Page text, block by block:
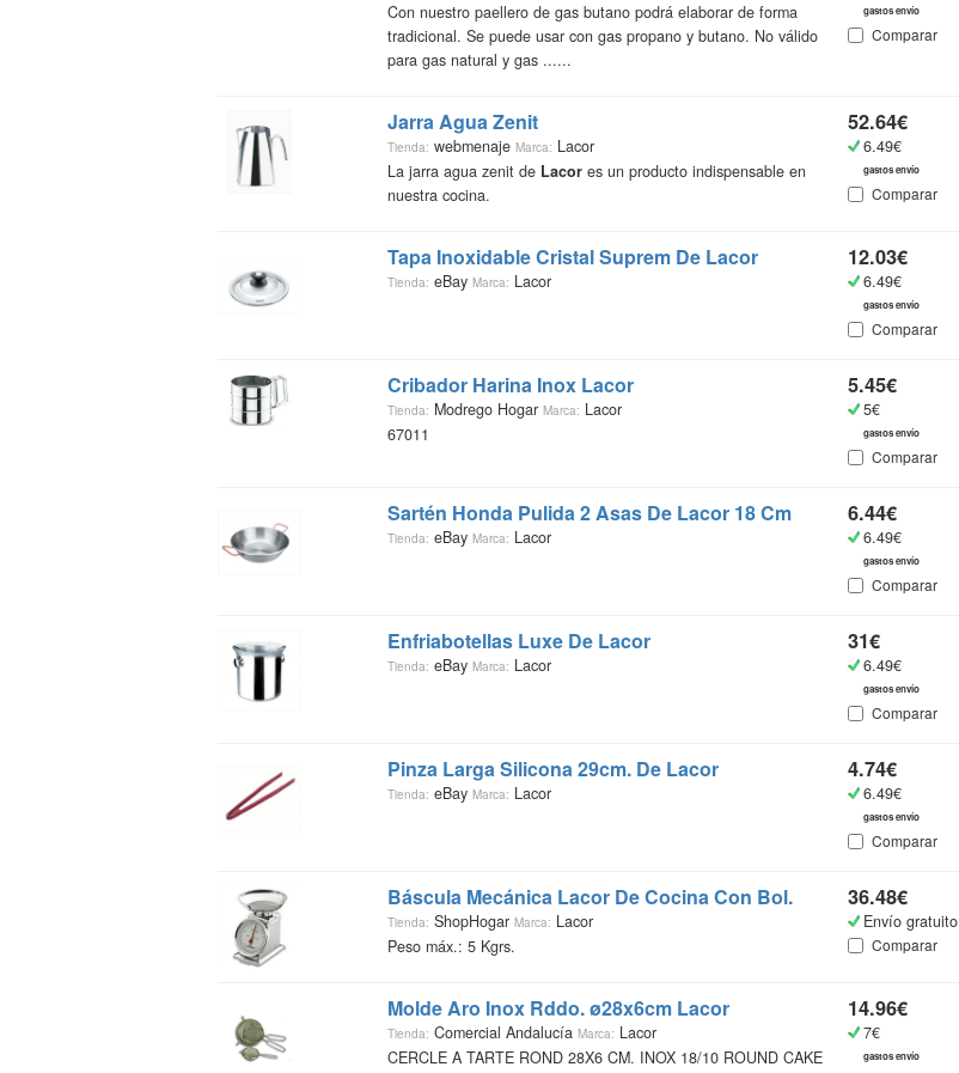
Con nuestro paellero de gas butano podrá elaborar de forma
tradicional. Se puede usar con gas propano y butano. No válido
para gas natural y gas ......
gastos envío
Comparar
Jarra Agua Zenit
Tienda: webmenaje Marca: Lacor
La jarra agua zenit de Lacores un producto indispensable en
nuestra cocina.
52.64€
6.49€
gastos envío
Comparar
Tapa Inoxidable Cristal Suprem De Lacor
Tienda: eBay Marca: Lacor
12.03€
6.49€
gastos envío
Comparar
Cribador Harina Inox Lacor
Tienda: Modrego Hogar Marca: Lacor
67011
5.45€
5€
gastos envío
Comparar
Sartén Honda Pulida 2 Asas De Lacor18 Cm
Tienda: eBay Marca: Lacor
6.44€
6.49€
gastos envío
Comparar
Enfriabotellas Luxe De Lacor
Tienda: eBay Marca: Lacor
31€
6.49€
gastos envío
Comparar
Pinza Larga Silicona 29cm. De Lacor
Tienda: eBay Marca: Lacor
4.74€
6.49€
gastos envío
Comparar
Báscula Mecánica LacorDe Cocina Con Bol.
Tienda: ShopHogar Marca: Lacor
Peso máx.: 5 Kgrs.
36.48€
Envío gratuito
Comparar
Molde Aro Inox Rddo. ø28x6cm Lacor
Tienda: Comercial Andalucía Marca: Lacor
CERCLE A TARTE ROND 28X6 CM. INOX 18/10 ROUND CAKE
14.96€
7€
gastos envío